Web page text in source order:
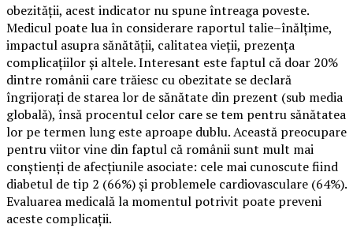
obezității, acest indicator nu spune întreaga poveste.
Medicul poate lua în considerare raportul talie–înălțime,
impactul asupra sănătății, calitatea vieții, prezența
complicațiilor și altele. Interesant este faptul că doar 20%
dintre românii care trăiesc cu obezitate se declară
îngrijorați de starea lor de sănătate din prezent (sub media
globală), însă procentul celor care se tem pentru sănătatea
lor pe termen lung este aproape dublu. Această preocupare
pentru viitor vine din faptul că românii sunt mult mai
conștienți de afecțiunile asociate: cele mai cunoscute fiind
diabetul de tip 2 (66%) și problemele cardiovasculare (64%).
Evaluarea medicală la momentul potrivit poate preveni
aceste complicații.